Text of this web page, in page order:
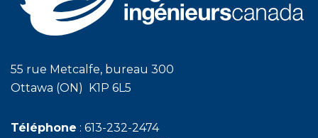
55 rue Metcalfe, bureau 300
Ottawa (ON) K1P 6L5
Téléphone : 613-232-2474